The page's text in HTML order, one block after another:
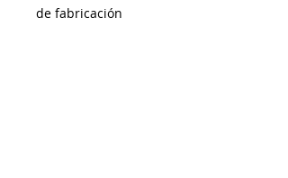
de fabricación